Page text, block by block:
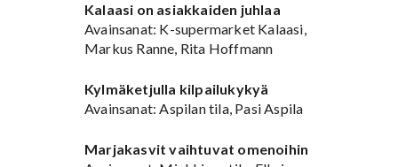
Kalaasi on asiakkaiden juhlaa
Avainsanat: K-supermarket Kalaasi,
Markus Ranne, Rita Hoffmann
Kylmäketjulla kilpailukykyä
Avainsanat: Aspilan tila, Pasi Aspila
Marjakasvit vaihtuvat omenoihin